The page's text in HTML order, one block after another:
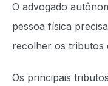
O advogado
pessoa física
recolher os tributos
Os principais